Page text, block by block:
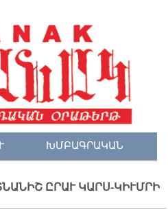
ԽՄԲԱԳՐԱԿԱՆ
ԸՐԱՒ ԿԱՐՍ-ԿԻՒՄՐԻ